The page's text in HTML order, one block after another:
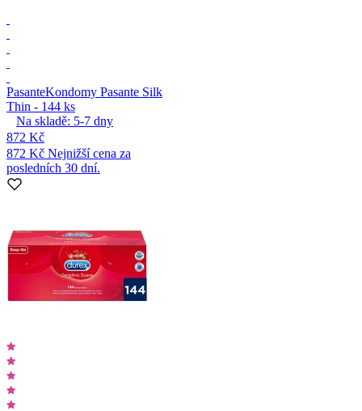
PasanteKondomy Pasante Silk
Thin - 144 ks
Na skladě: 5-7 dny
872 Kč
872 Kč Nejnižší cena za
posledních 30 dní.